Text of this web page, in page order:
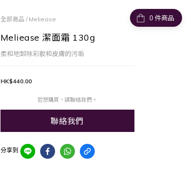
件商品
全部商品 / Meliease
Meliease 潔面霜 130g
柔和地卸除彩妝和皮膚的污垢
HK$440.00
若想購買，請聯絡我們。
聯絡我們
分享到